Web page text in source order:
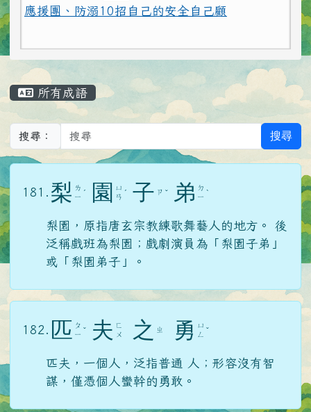
主內容區域
所有成語
搜尋： 搜尋
181. 梨 ㄌ
ㄧ ˊ 園
ㄩ
ㄢ ˊ 子 ㄗ ˇ 弟 ㄉ
ㄧ ˋ
梨園，原指唐玄宗教練歌舞藝人的地方。 後
泛稱戲班為梨園；戲劇演員為「梨園子弟」
或「梨園弟子」。
182. 匹 ㄆ
ㄧ ˇ 夫 ㄈ
ㄨ
之 ㄓ 勇 ㄩ
ㄥ ˇ
匹夫，一個人，泛指普通 人；形容沒有智
謀，僅憑個人蠻幹的勇敢。